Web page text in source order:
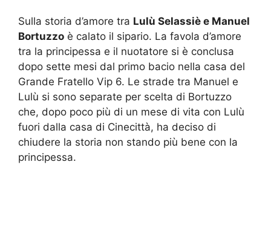
Sulla storia d’amore tra Lulù Selassiè e Manuel
Bortuzzo è calato il sipario. La favola d’amore
tra la principessa e il nuotatore si è conclusa
dopo sette mesi dal primo bacio nella casa del
Grande Fratello Vip 6. Le strade tra Manuel e
Lulù si sono separate per scelta di Bortuzzo
che, dopo poco più di un mese di vita con Lulù
fuori dalla casa di Cinecittà, ha deciso di
chiudere la storia non stando più bene con la
principessa.